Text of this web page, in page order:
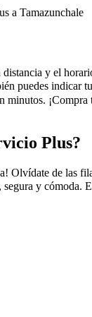
a Tamazunchale
y el
puedes indicar
Plus?
Olvídate de las
y cómoda.